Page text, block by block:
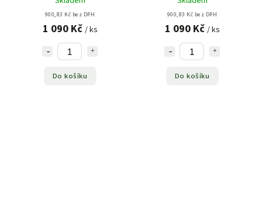
900,83 Kč bez DPH
1 090 Kč / ks
Do košíku
900,83 Kč bez DPH
1 090 Kč / ks
Do košíku